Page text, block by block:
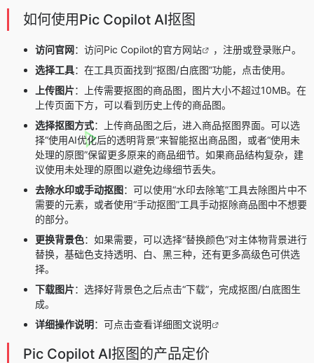
如何使用Pic Copilot AI抠图
访问官网：访问Pic Copilot的官方网站
，注册或登录账户。
选择工具：在工具页面找到“抠图/白底图”功能，点击使用。
上传图片：上传需要抠图的商品图，图片大小不超过10MB。在
上传页面下方，可以看到历史上传的商品图。
选择抠图方式：上传商品图之后，进入商品抠图界面。可以选
择“使用AI优化后的透明背景”来智能抠出商品图，或者“使用未
处理的原图”保留更多原来的商品细节。如果商品结构复杂，建
议使用未处理的原图以避免边缘细节丢失。
去除水印或手动抠图：可以使用“水印去除笔”工具去除图片中不
需要的元素，或者使用“手动抠图”工具手动抠除商品图中不想要
的部分。
更换背景色：如果需要，可以选择“替换颜色”对主体物背景进行
替换，基础色支持透明、白、黑三种，还有更多高级色可供选
择。
下载图片：选择好背景色之后点击“下载”，完成抠图/白底图生
成。
详细操作说明： 可点击查看详细图文说明
Pic Copilot AI抠图的产品定价